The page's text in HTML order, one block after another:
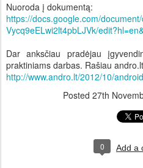
Nuoroda į dokumentą:
https://docs.google.com/
Vycq9eELwi2lt4pbLJVk/
Dar anksčiau pradėjau
praktiniams darbas. Rašiau
http://www.andro.lt/2012/10/
Posted 27th
0 Add a